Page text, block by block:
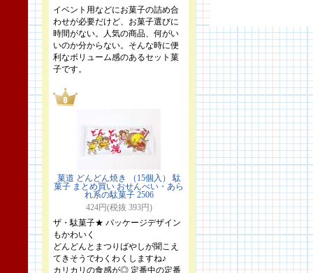
イベント用などにお菓子の詰め合
わせが必要だけど、お菓子選びに
時間がない。人気の商品、何がい
いのか分からない。そんな時に便
利なボリューム感のあるセット菓
子です。
菓道 どんどん焼き （15個入） 駄
菓子 まとめ買い おせんべい・あら
れ系の駄菓子 2506
424円(税抜 393円)
ザ・駄菓子★ パッケージデザイン
もかわいく
どんどんとまつりばやしが聞こえ
てきそうでわくわくしますね♪
カリカリの食感が◎ 定番中の定番